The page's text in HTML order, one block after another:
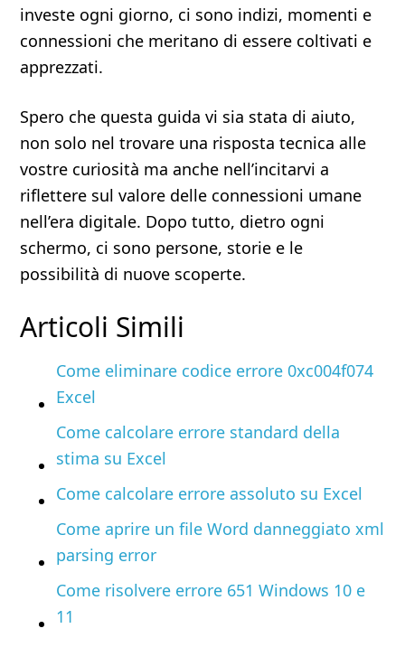
investe ogni giorno, ci sono indizi, momenti e
connessioni che meritano di essere coltivati e
apprezzati.
Spero che questa guida vi sia stata di aiuto,
non solo nel trovare una risposta tecnica alle
vostre curiosità ma anche nell’incitarvi a
riflettere sul valore delle connessioni umane
nell’era digitale. Dopo tutto, dietro ogni
schermo, ci sono persone, storie e le
possibilità di nuove scoperte.
Articoli Simili
Come eliminare codice errore 0xc004f074
Excel
Come calcolare errore standard della
stima su Excel
Come calcolare errore assoluto su Excel
Come aprire un file Word danneggiato xml
parsing error
Come risolvere errore 651 Windows 10 e
11